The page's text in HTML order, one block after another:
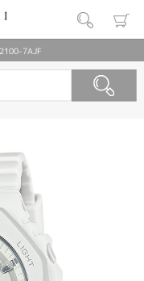
7AJF